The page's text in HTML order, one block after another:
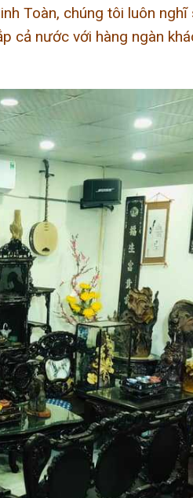
Toàn, chúng tôi luôn
cả nước với hàng ngàn